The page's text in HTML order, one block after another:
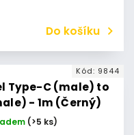
Do košíku
Type-C (male) to
- 1m (Černý)
(>5 ks)
Kód: 9844